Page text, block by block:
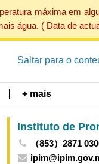
máxima em
água. ( Data de
Saltar para o
+ mais
（853）2871